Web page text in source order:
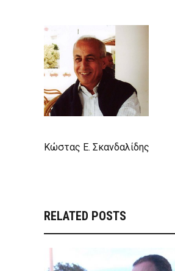
Κώστας Ε. Σκανδαλίδης
RELATED POSTS